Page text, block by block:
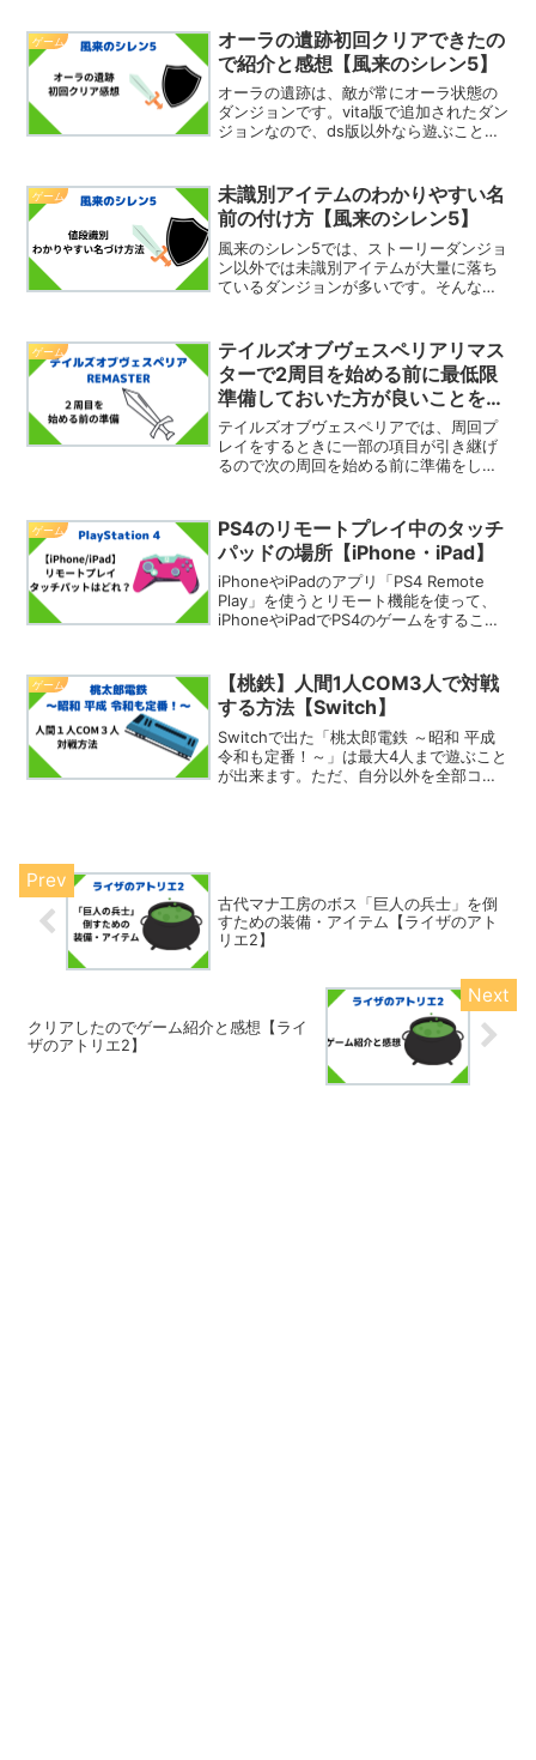
分の思うような保存が出来ないというこ
とになりえるため、把...
ゲーム
オーラの遺跡初回クリアできたの
で紹介と感想【風来のシレン5】
オーラの遺跡は、敵が常にオーラ状態の
ダンジョンです。vita版で追加されたダン
ジョンなので、ds版以外なら遊ぶことが
ので概要と感想を紹介したいと思いま
す。オーラの遺跡...
ゲーム
未識別アイテムのわかりやすい名
前の付け方【風来のシレン5】
風来のシレン5では、ストーリーダンジョ
ン以外では未識別アイテムが大量に落ち
ているダンジョンが多いです。そんな時
わかりやすい名前を付けた方が良いで
す。そこで今回は、未識別...
ゲーム
テイルズオブヴェスペリアリマス
ターで2周目を始める前に最低限
準備しておいた方が良いことを紹
介
テイルズオブヴェスペリアでは、周回プ
レイをするときに一部の項目が引き継げ
るので次の周回を始める前に準備をして
いまいちわからなかったりしますよね。
そこで今回は、テイルズオ...
ゲーム
PS4のリモートプレイ中のタッチ
パッドの場所【iPhone・iPad】
iPhoneやiPadのアプリ「PS4 Remote
Play」を使うとリモート機能を使って、
iPhoneやiPadでPS4のゲームをすること
と、ほとんどのボタ...
ゲーム
【桃鉄】人間1人COM3人で対戦
する方法【Switch】
Switchで出た「桃太郎電鉄 ～昭和 平成
令和も定番！～」は最大4人まで遊ぶこと
が出来ます。ただ、自分以外を全部コン
古代マナ工房のボス「巨人の兵士」を倒
すための装備・アイテム【ライザのアト
リエ2】
クリアしたのでゲーム紹介と感想【ライ
ザのアトリエ2】